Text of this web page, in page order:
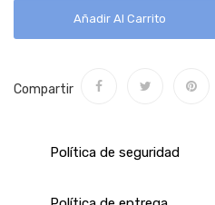
Añadir Al Carrito
Compartir
Política de seguridad